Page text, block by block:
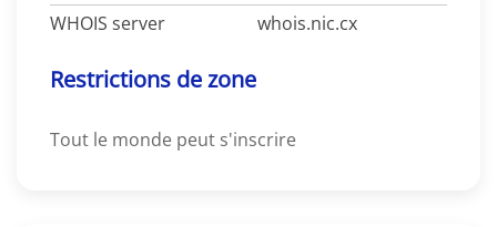
WHOIS server
whois.nic.cx
Restrictions de zone
Tout le monde peut s'inscrire